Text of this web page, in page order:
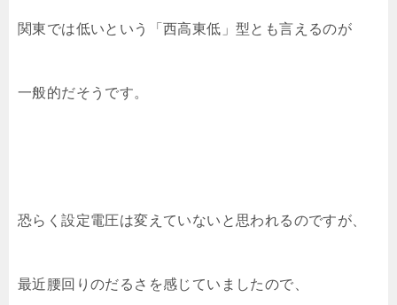
関東では低いという「西高東低」型とも言えるのが
一般的だそうです。
恐らく設定電圧は変えていないと思われるのですが、
最近腰回りのだるさを感じていましたので、